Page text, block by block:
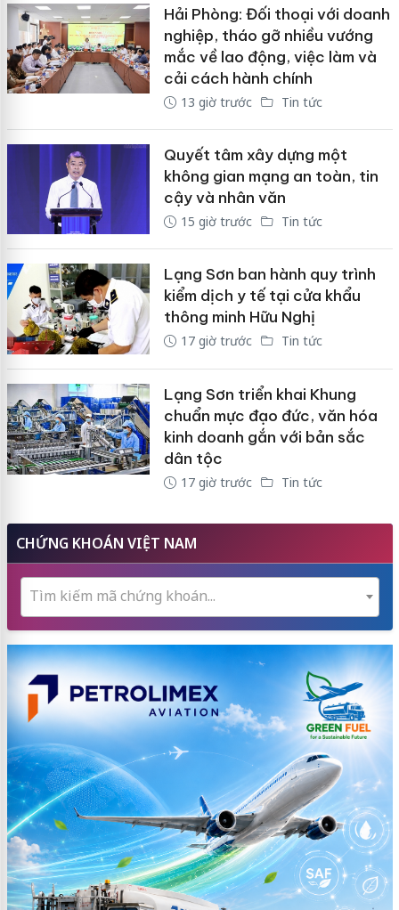
Hải Phòng: Đối thoại với doanh
nghiệp, tháo gỡ nhiều vướng
mắc về lao động, việc làm và
cải cách hành chính
13 giờ trước Tin tức
Quyết tâm xây dựng một
không gian mạng an toàn, tin
cậy và nhân văn
15 giờ trước Tin tức
Lạng Sơn ban hành quy trình
kiểm dịch y tế tại cửa khẩu
thông minh Hữu Nghị
17 giờ trước Tin tức
Lạng Sơn triển khai Khung
chuẩn mực đạo đức, văn hóa
kinh doanh gắn với bản sắc
dân tộc
17 giờ trước Tin tức
CHỨNG KHOÁN VIỆT NAM
Tìm kiếm mã chứng khoán...